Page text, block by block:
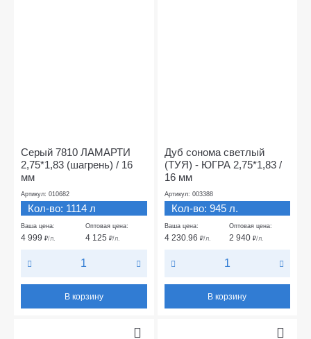
Серый 7810 ЛАМАРТИ
2,75*1,83 (шагрень) / 16
мм
Артикул: 010682
Кол-во: 1114 л
Ваша цена:
4 999 ₽/л.
Оптовая цена:
4 125₽/л.
В корзину
Дуб сонома светлый
(ТУЯ) - ЮГРА 2,75*1,83 /
16 мм
Артикул: 003388
Кол-во: 945 л.
Ваша цена:
4 230.96 ₽/л.
Оптовая цена:
2 940 ₽/л.
В корзину